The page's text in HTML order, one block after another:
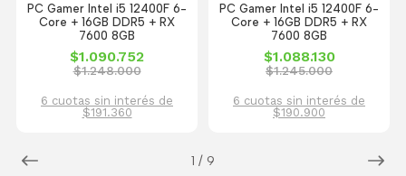
1 / 9
PC Gamer Intel i5 12400F 6-
Core + 16GB DDR5 + RX
7600 8GB
$1.090.752
$1.248.000
6 cuotas sin interés de
$191.360
PC Gamer Intel i5 12400F 6-
Core + 16GB DDR5 + RX
7600 8GB
$1.088.130
$1.245.000
6 cuotas sin interés de
$190.900